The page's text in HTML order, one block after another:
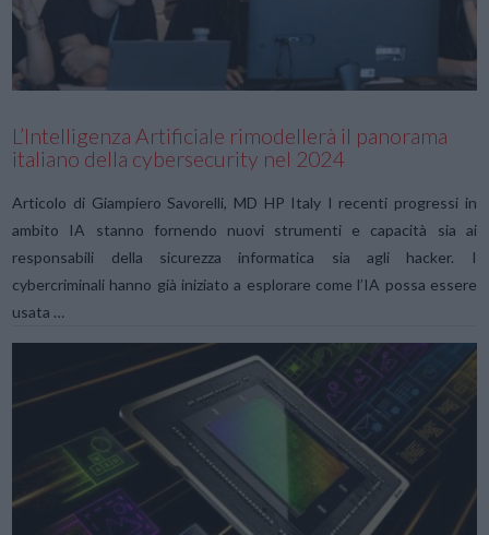
L’Intelligenza Artificiale rimodellerà il panorama
italiano della cybersecurity nel 2024
Articolo di Giampiero Savorelli, MD HP Italy I recenti progressi in
ambito IA stanno fornendo nuovi strumenti e capacità sia ai
responsabili della sicurezza informatica sia agli hacker. I
cybercriminali hanno già iniziato a esplorare come l’IA possa essere
usata …